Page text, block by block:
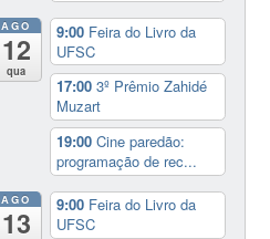
AGO
12
qua
9:00 Feira do Livro da
UFSC
17:003º Prêmio Zahidé
Muzart
19:00Cine paredão:
programação de rec...
AGO
13
9:00 Feira do Livro da
UFSC